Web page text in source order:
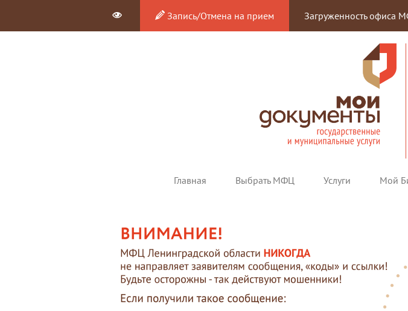
Запись/Отмена на прием Загруженность офиса
Главная Выбрать МФЦ Услуги Мой